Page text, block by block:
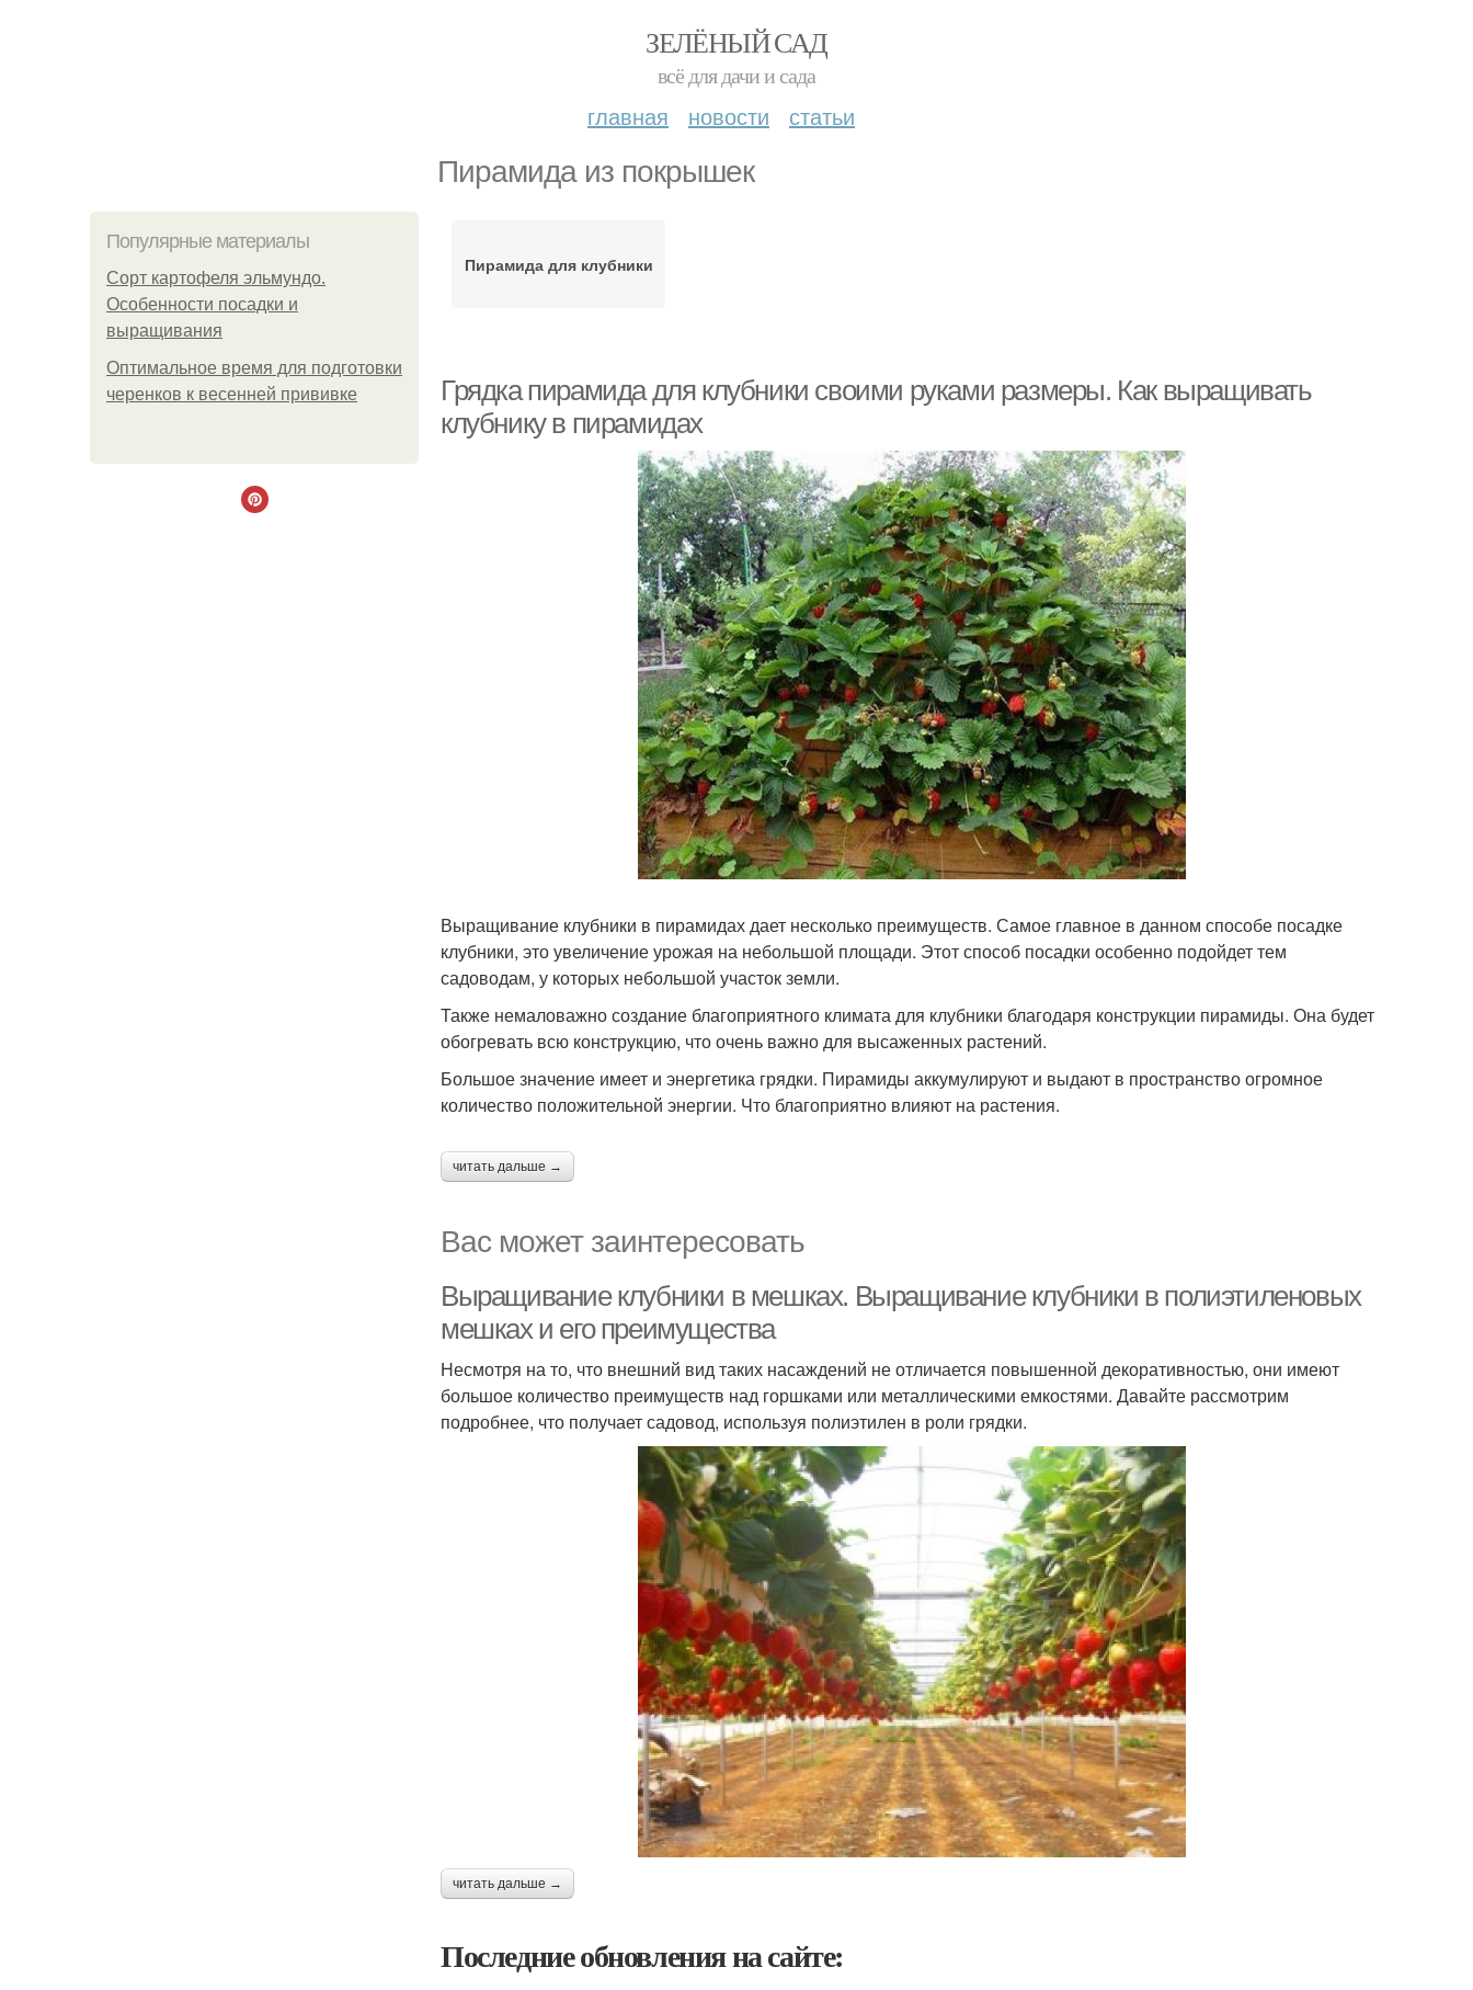
ЗЕЛЁНЫЙ САД
всё для дачи и сада
главная новости статьи
Пирамида из покрышек
Популярные материалы
Сорт картофеля эльмундо.
Особенности посадки и
выращивания
Оптимальное время для подготовки
черенков к весенней прививке
Пирамида для клубники
Грядка пирамида для клубники своими руками размеры. Как выращивать
клубнику в пирамидах
Выращивание клубники в пирамидах дает несколько преимуществ. Самое главное в данном способе посадке
клубники, это увеличение урожая на небольшой площади. Этот способ посадки особенно подойдет тем
садоводам, у которых небольшой участок земли.
Также немаловажно создание благоприятного климата для клубники благодаря конструкции пирамиды. Она будет
обогревать всю конструкцию, что очень важно для высаженных растений.
Большое значение имеет и энергетика грядки. Пирамиды аккумулируют и выдают в пространство огромное
количество положительной энергии. Что благоприятно влияют на растения.
читать дальше →
Вас может заинтересовать
Выращивание клубники в мешках. Выращивание клубники в полиэтиленовых
мешках и его преимущества
Несмотря на то, что внешний вид таких насаждений не отличается повышенной декоративностью, они имеют
большое количество преимуществ над горшками или металлическими емкостями. Давайте рассмотрим
подробнее, что получает садовод, используя полиэтилен в роли грядки.
читать дальше →
Последние обновления на сайте: